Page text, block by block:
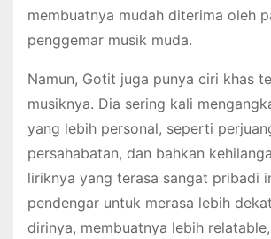
membuatnya mudah diterima oleh
penggemar musik muda.
Namun, Gotit juga punya ciri khas
musiknya. Dia sering kali
yang lebih personal, seperti
persahabatan, dan bahkan
liriknya yang terasa sangat pribadi
pendengar untuk merasa lebih
dirinya, membuatnya lebih